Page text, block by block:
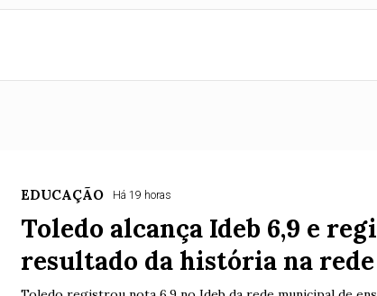
EDUCAÇÃO Há 19 horas
Toledo alcança Ideb 6,9 e
resultado da história na